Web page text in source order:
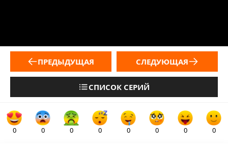
ПРЕДЫДУЩАЯ
СПИСОК СЕРИЙ
СЛЕДУЮЩАЯ
0 0 0 0 0 0 0 0